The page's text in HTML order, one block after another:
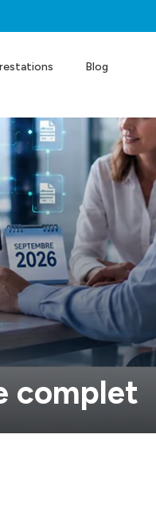
Blog
complet